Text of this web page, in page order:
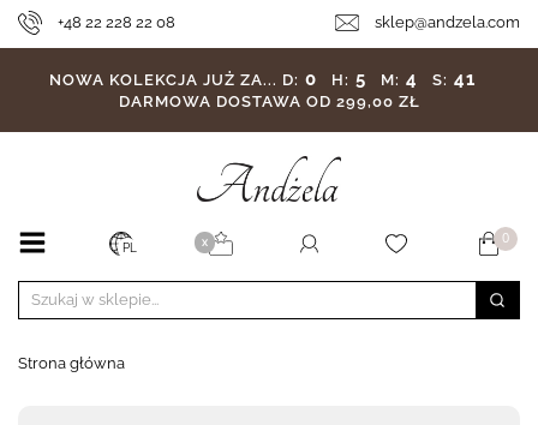
+48 22 228 22 08 sklep@andzela.com
NOWA KOLEKCJA JUŻ ZA... D: 0 H: 5 M: 4 S: 39
DARMOWA DOSTAWA OD 299,00 ZŁ
PL X 0
Strona główna